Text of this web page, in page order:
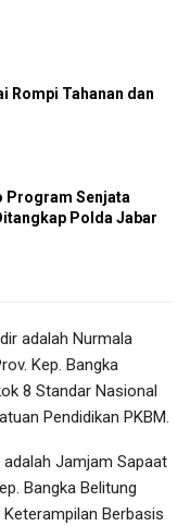
Rompi Tahanan dan
Program Senjata
Polda Jabar
adalah Nurmala
Kep. Bangka
8 Standar Nasional
Pendidikan PKBM.
Jamjam Sapaat
Bangka Belitung
Berbasis